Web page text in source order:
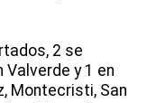
2 se
y 1 en
Montecristi, San